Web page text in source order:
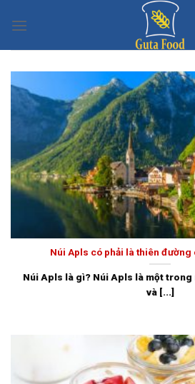
Núi Apls có phải là thiên đường
Núi Apls là gì? Núi Apls là một trong
và [...]